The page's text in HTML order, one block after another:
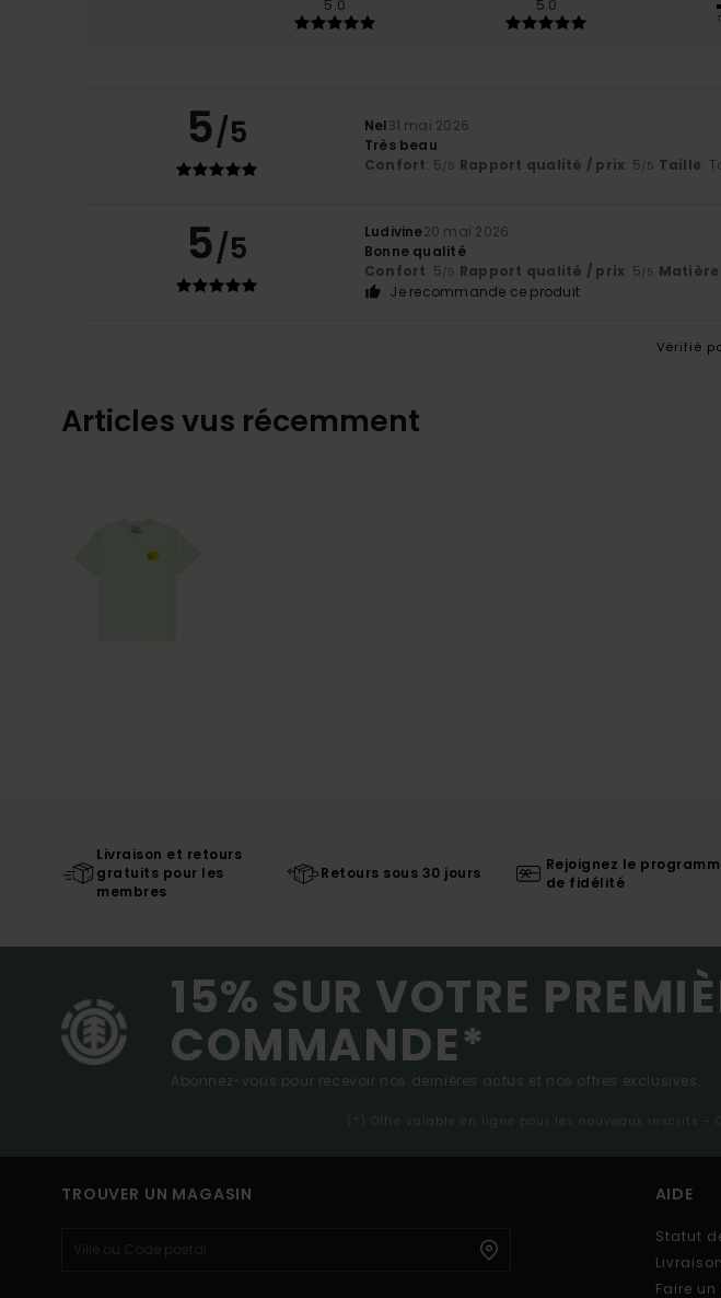
5.0
5.0
5/5 Nel31 mai 2026
Très beau
Confort: 5/5 Rapport qualité / prix: 5/5 Taille:
5/5 Ludivine20 mai 2026
Bonne qualité
Confort: 5/5 Rapport qualité / prix: 5/5 Matière
Je recommande ce produit
Vérifié
Articles vus récemment
Livraison et retours
gratuits pour les
membres
Retours sous 30 jours
Rejoignez le
de fidélité
15% SUR VOTRE
COMMANDE*
Abonnez-vous pour recevoir nos dernières actus et nos offres exclusives.
(*) Offre valable en ligne pour les nouveaux inscrits -
TROUVER UN MAGASIN AIDE
Statut
Livraison
Faire un